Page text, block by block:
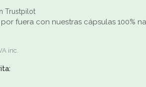
Trustpilot
fuera con nuestras cápsulas 100%
inc.